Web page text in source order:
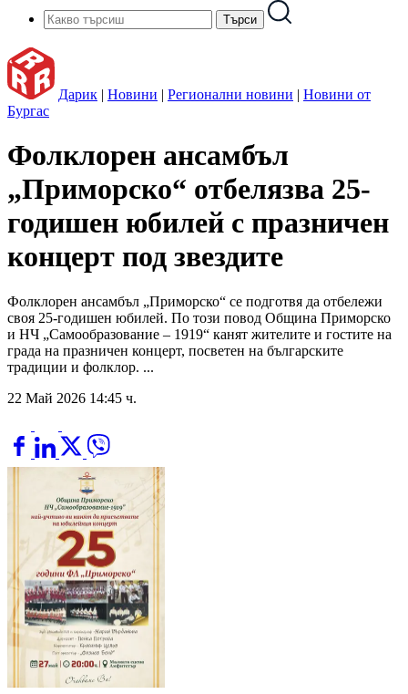
Дарик | Новини | Регионални новини | Новини от
Бургас
Фолклорен ансамбъл
„Приморско“ отбелязва 25-
годишен юбилей с празничен
концерт под звездите
Фолклорен ансамбъл „Приморско“ се подготвя да отбележи
своя 25-годишен юбилей. По този повод Община Приморско
и НЧ „Самообразование – 1919“ канят жителите и гостите на
града на празничен концерт, посветен на българските
традиции и фолклор. ...
22 Май 2026 14:45 ч.